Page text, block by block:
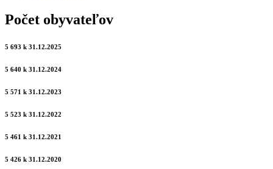
Počet obyvateľov
5 693 k 31.12.2025
5 640 k 31.12.2024
5 571 k 31.12.2023
5 523 k 31.12.2022
5 461 k 31.12.2021
5 426 k 31.12.2020